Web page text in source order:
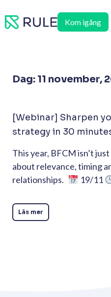
till
Kom igång
Dag: 11 november,
[Webinar] Sharpen
strategy in 30
This year, BFCM isn’t
about relevance, timing
relationships.
19/11
Läs mer